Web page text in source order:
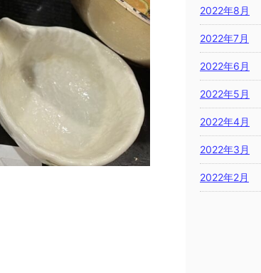
2022年8月
2022年7月
2022年6月
2022年5月
2022年4月
2022年3月
2022年2月